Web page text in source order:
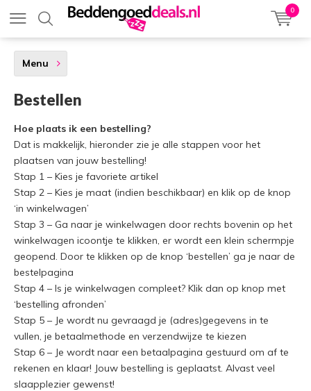
0
Menu
Bestellen
Hoe plaats ik een bestelling?
Dat is makkelijk, hieronder zie je alle stappen voor het
plaatsen van jouw bestelling!
Stap 1 – Kies je favoriete artikel
Stap 2 – Kies je maat (indien beschikbaar) en klik op de knop
‘in winkelwagen’
Stap 3 – Ga naar je winkelwagen door rechts bovenin op het
winkelwagen icoontje te klikken, er wordt een klein schermpje
geopend. Door te klikken op de knop ‘bestellen’ ga je naar de
bestelpagina
Stap 4 – Is je winkelwagen compleet? Klik dan op knop met
‘bestelling afronden’
Stap 5 – Je wordt nu gevraagd je (adres)gegevens in te
vullen, je betaalmethode en verzendwijze te kiezen
Stap 6 – Je wordt naar een betaalpagina gestuurd om af te
rekenen en klaar! Jouw bestelling is geplaatst. Alvast veel
slaapplezier gewenst!